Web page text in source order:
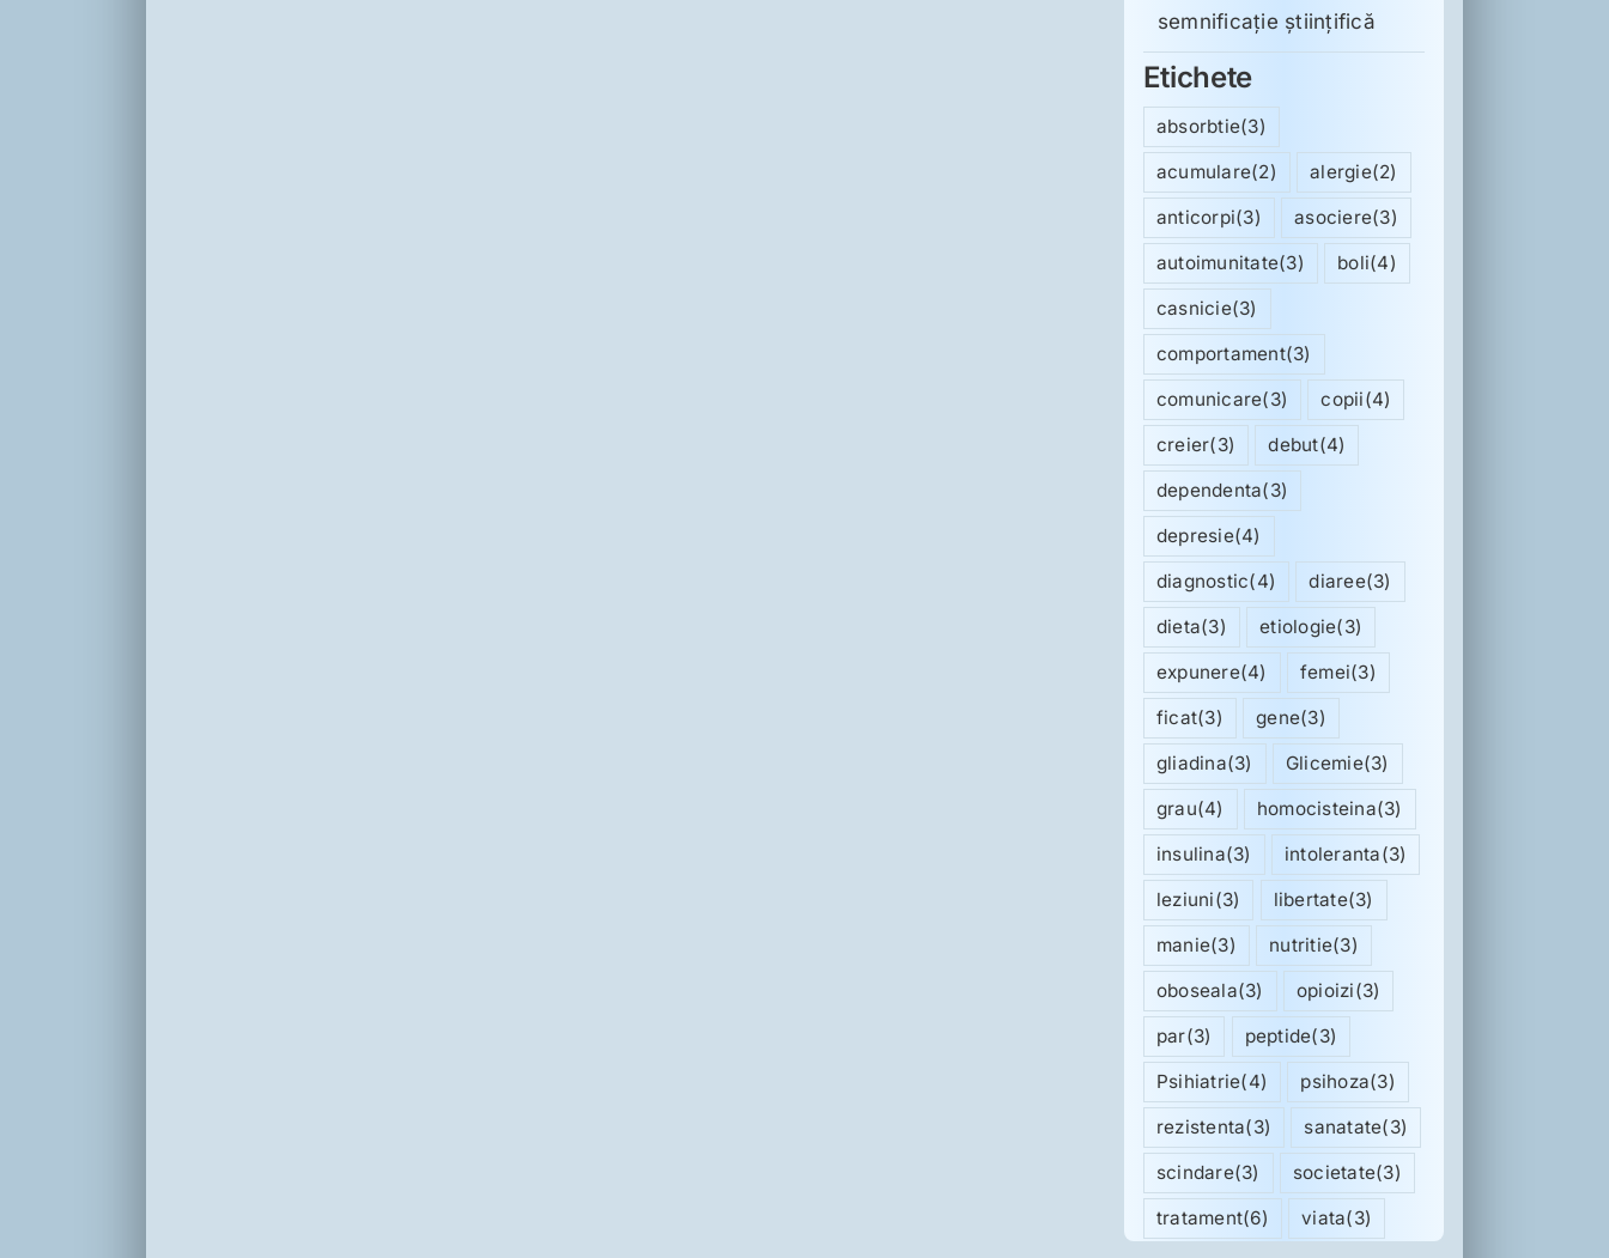
semnificație științifică
Etichete
absorbtie(3)
acumulare(2) alergie(2)
anticorpi(3) asociere(3)
autoimunitate(3) boli(4)
casnicie(3)
comportament(3)
comunicare(3) copii(4)
creier(3) debut(4)
dependenta(3)
depresie(4)
diagnostic(4) diaree(3)
dieta(3) etiologie(3)
expunere(4) femei(3)
ficat(3) gene(3)
gliadina(3) Glicemie(3)
grau(4) homocisteina(3)
insulina(3) intoleranta(3)
leziuni(3) libertate(3)
manie(3) nutritie(3)
oboseala(3) opioizi(3)
par(3) peptide(3)
Psihiatrie(4) psihoza(3)
rezistenta(3) sanatate(3)
scindare(3) societate(3)
tratament(6) viata(3)